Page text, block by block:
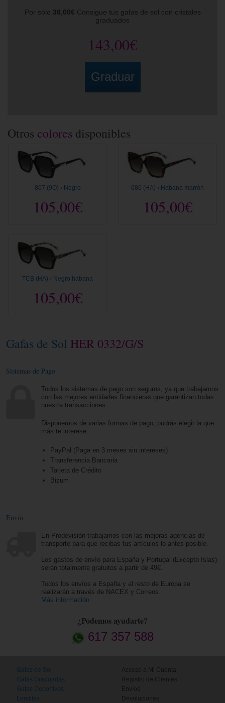
Por sólo 38,00€ Consigue tus gafas de sol con cristales
graduados
143,00€
Graduar
Otros colores disponibles
807 (9O) › Negro
105,00€
086 (HA) › Habana marrón
105,00€
TCB (HA) › Negro habana
105,00€
Gafas de Sol HER 0332/G/S
Sistemas de Pago
Todos los sistemas de pago son seguros, ya que trabajamos
con las mejores entidades financieras que garantizan todas
nuestra transacciones.
Disponemos de varias formas de pago, podrás elegir la que
más te interese.
PayPal (Paga en 3 meses sin intereses)
Transferencia Bancaria
Tarjeta de Crédito
Bizum
Envío
En Prodevisión trabajamos con las mejoras agencias de
transporte para que recibas tus artículos lo antes posible.
Los gastos de envío para España y Portugal (Excepto Islas)
serán totalmente gratuitos a partir de 49€.
Todos los envíos a España y al resto de Europa se
realizarán a través de NACEX y Correos.
Más información
¿Podemos ayudarte?
617 357 588
Gafas de Sol
Gafas Graduadas
Gafas Deportivas
Lentillas
Acceso a Mi Cuenta
Registro de Clientes
Envíos
Devoluciones